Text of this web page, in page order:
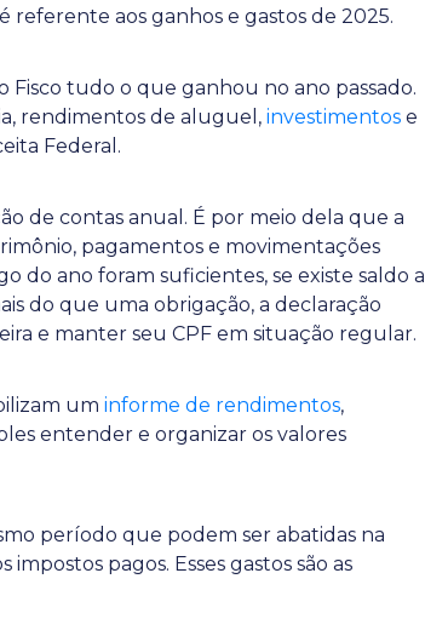
referente aos ganhos e gastos de 2025.
tudo o que ganhou no ano passado.
rendimentos de aluguel, investimentos e
Federal.
de contas anual. É por meio dela que a
pagamentos e movimentações
do ano foram suficientes, se existe saldo a
do que uma obrigação, a declaração
e manter seu CPF em situação regular.
um informe de rendimentos,
entender e organizar os valores
período que podem ser abatidas na
pagos. Esses gastos são as